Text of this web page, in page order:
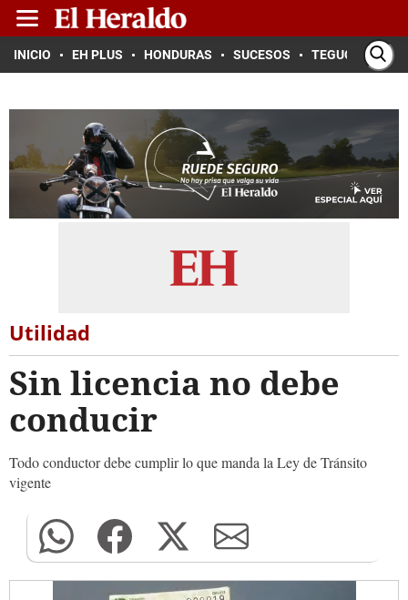
INICIO EH PLUS HONDURAS SUCESOS TEGUCIGALPA
Utilidad
Sin licencia no debe
conducir
Todo conductor debe cumplir lo que manda la Ley de Tránsito
vigente